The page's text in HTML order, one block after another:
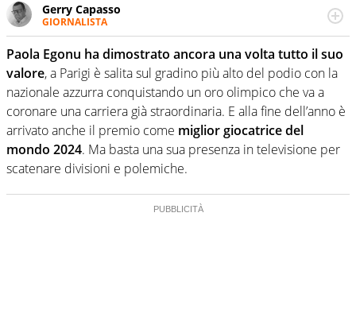
Gerry Capasso
GIORNALISTA
Per lui gli sport americani non hanno segreti: basket,
football, baseball e la capacità innata di trovare la notizia
dove altri non vedono granché
Paola Egonu ha dimostrato ancora una volta tutto il suo
valore, a Parigi è salita sul gradino più alto del podio con la
nazionale azzurra conquistando un oro olimpico che va a
coronare una carriera già straordinaria. E alla fine dell’anno è
arrivato anche il premio come miglior giocatrice del
mondo 2024. Ma basta una sua presenza in televisione per
scatenare divisioni e polemiche.